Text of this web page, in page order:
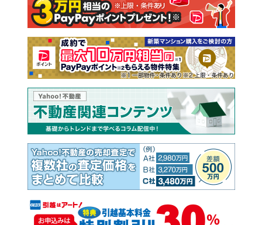
売却査定